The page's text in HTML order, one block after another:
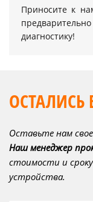
Приносите к
диагностику!
ОСТАЛИСЬ
Оставьте нам
Наш менеджер
стоимости и
устройства.